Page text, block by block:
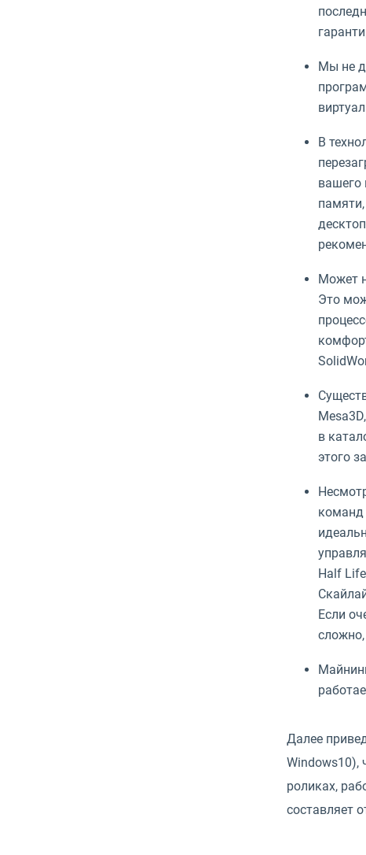
Мы не
В
вашего
Может
Это
в
этого
команд
Half
Если
Далее
Windows10),
роликах,
составляет